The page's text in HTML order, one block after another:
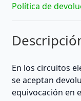
Política de
En los circuitos
se aceptan
equivocación en